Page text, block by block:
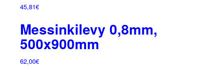
45,81€
Messinkilevy 0,8mm,
500x900mm
62,00€